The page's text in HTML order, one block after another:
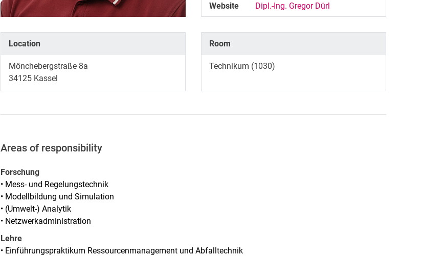
Website Dipl.-Ing. Gregor Dürl
Location
Mönchebergstraße 8a
34125 Kassel
Room
Technikum (1030)
Areas of responsibility
Forschung
• Mess- und Regelungstechnik
• Modellbildung und Simulation
• (Umwelt-) Analytik
• Netzwerkadministration
Lehre
• Einführungspraktikum Ressourcenmanagement und Abfalltechnik